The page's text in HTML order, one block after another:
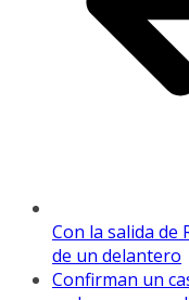
Con la salida de
de un delantero
Confirman un